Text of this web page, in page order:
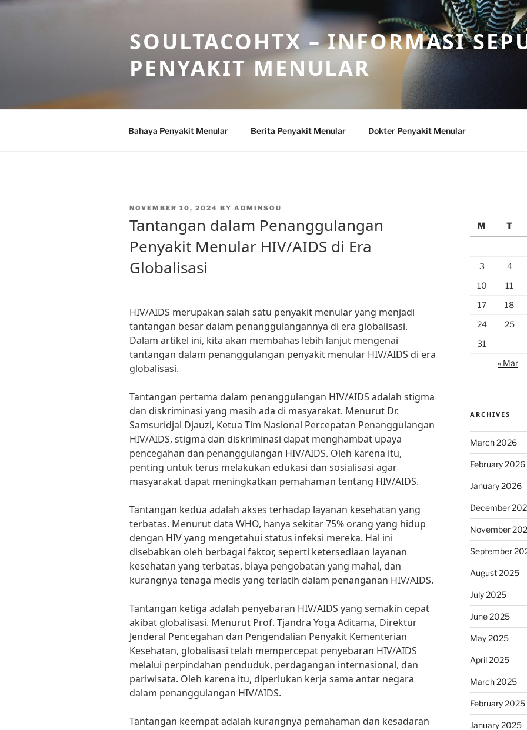
Skip
SOULTACOHTX – INFORMASI
PENYAKIT MENULAR
Bahaya Penyakit Menular Berita Penyakit Menular Dokter Penyakit Menular
POSTED
NOVEMBER 10, 2024 BY ADMINSOU
Tantangan dalam Penanggulangan
Penyakit Menular HIV/AIDS di Era
Globalisasi
HIV/AIDS merupakan salah satu penyakit menular yang menjadi
tantangan besar dalam penanggulangannya di era globalisasi.
Dalam artikel ini, kita akan membahas lebih lanjut mengenai
tantangan dalam penanggulangan penyakit menular HIV/AIDS di era
globalisasi.
Tantangan pertama dalam penanggulangan HIV/AIDS adalah stigma
dan diskriminasi yang masih ada di masyarakat. Menurut Dr.
Samsuridjal Djauzi, Ketua Tim Nasional Percepatan Penanggulangan
HIV/AIDS, stigma dan diskriminasi dapat menghambat upaya
pencegahan dan penanggulangan HIV/AIDS. Oleh karena itu,
penting untuk terus melakukan edukasi dan sosialisasi agar
masyarakat dapat meningkatkan pemahaman tentang HIV/AIDS.
Tantangan kedua adalah akses terhadap layanan kesehatan yang
terbatas. Menurut data WHO, hanya sekitar 75% orang yang hidup
dengan HIV yang mengetahui status infeksi mereka. Hal ini
disebabkan oleh berbagai faktor, seperti ketersediaan layanan
kesehatan yang terbatas, biaya pengobatan yang mahal, dan
kurangnya tenaga medis yang terlatih dalam penanganan HIV/AIDS.
Tantangan ketiga adalah penyebaran HIV/AIDS yang semakin cepat
akibat globalisasi. Menurut Prof. Tjandra Yoga Aditama, Direktur
Jenderal Pencegahan dan Pengendalian Penyakit Kementerian
Kesehatan, globalisasi telah mempercepat penyebaran HIV/AIDS
melalui perpindahan penduduk, perdagangan internasional, dan
pariwisata. Oleh karena itu, diperlukan kerja sama antar negara
dalam penanggulangan HIV/AIDS.
Tantangan keempat adalah kurangnya pemahaman dan kesadaran
M
T
3
4
10
11
17
18
24
25
31
« Mar
ARCHIVES
March 2026
February 2026
January 2026
December
November
September
August 2025
July 2025
June 2025
May 2025
April 2025
March 2025
February 2025
January 2025